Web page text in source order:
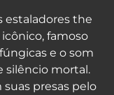
estaladores the
famoso
e o som
silêncio mortal.
suas presas pelo